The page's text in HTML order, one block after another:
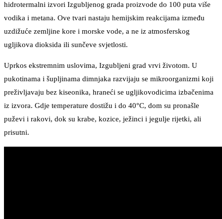
hidrotermalni izvori Izgubljenog grada proizvode do 100 puta više
vodika i metana. Ove tvari nastaju hemijskim reakcijama između
uzdižuće zemljine kore i morske vode, a ne iz atmosferskog
ugljikova dioksida ili sunčeve svjetlosti.
Uprkos ekstremnim uslovima, Izgubljeni grad vrvi životom. U
pukotinama i šupljinama dimnjaka razvijaju se mikroorganizmi koji
preživljavaju bez kiseonika, hraneći se ugljikovodicima izbačenima
iz izvora. Gdje temperature dostižu i do 40°C, dom su pronašle
puževi i rakovi, dok su krabe, kozice, ježinci i jegulje rijetki, ali
prisutni.